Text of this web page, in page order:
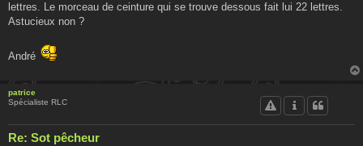
lettres. Le morceau de ceinture qui se trouve dessous fait lui 22 lettres.
Astucieux non ?
André
patrice
Spécialiste RLC
Re: Sot pêcheur